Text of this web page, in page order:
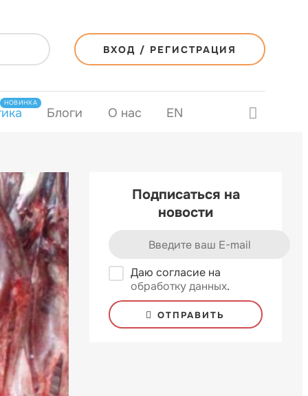
ВХОД / РЕГИСТРАЦИЯ
НОВИНКА
Блоги О нас EN
Подписаться на
новости
Даю согласие на
обработку данных.
ОТПРАВИТЬ